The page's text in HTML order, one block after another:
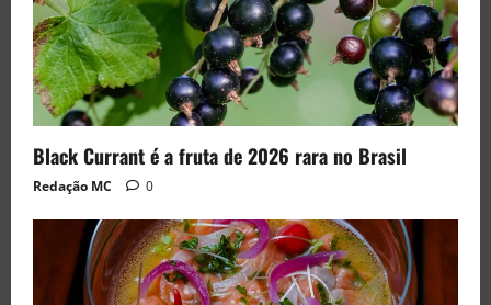
Black Currant é a fruta de 2026 rara no Brasil
Redação MC 0